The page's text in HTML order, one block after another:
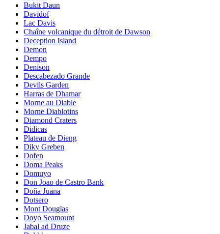
Bukit Daun
Davidof
Lac Davis
Chaîne volcanique du détroit de Dawson
Deception Island
Demon
Dempo
Denison
Descabezado Grande
Devils Garden
Harras de Dhamar
Morne au Diable
Morne Diablotins
Diamond Craters
Didicas
Plateau de Dieng
Diky Greben
Dofen
Doma Peaks
Domuyo
Don Joao de Castro Bank
Doña Juana
Dotsero
Mont Douglas
Doyo Seamount
Jabal ad Druze